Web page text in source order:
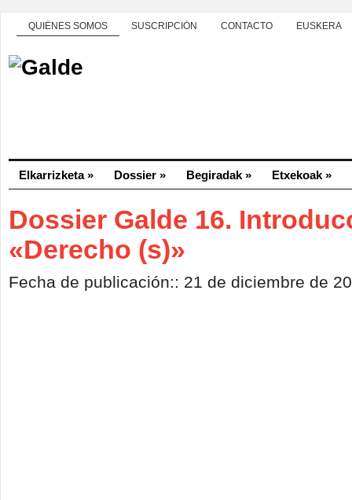
QUIÉNES SOMOS SUSCRIPCIÓN CONTACTO EUSKERA
Elkarrizketa» Dossier » Begiradak » Etxekoak »
Dossier Galde 16.
«Derecho (s)»
Fecha de publicación:: 21 de diciembre de